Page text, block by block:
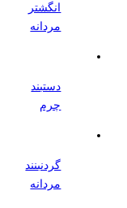
انگشتر
مردانه
دستبند
چرم
گردنبنند
مردانه